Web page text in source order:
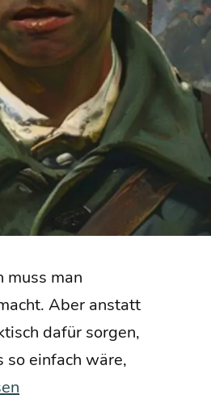
muss man
Aber anstatt
dafür sor­gen,
so ein­fach wäre,